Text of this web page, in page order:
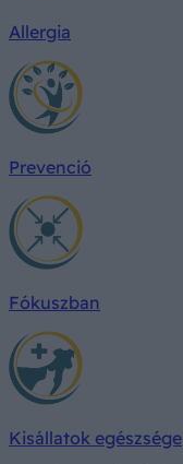
Allergia
Prevenció
Fókuszban
Kisállatok egészsége